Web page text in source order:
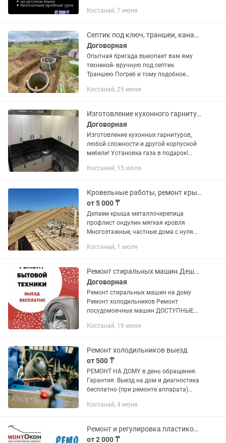
подготовиться к экзаменам. ✅
Костанай, 7 июня
Септик под ключ, траншеи, канализация
Договорная
Опытная бригада выкопает вам яму
техникой- вручную под септик
Траншею Погреб и тому подобное
Выезд бесплатный
Костанай, 25 июня
Изготовление кухонного гарнитура
Договорная
Изготовление кухонных гарнитуров,
любой сложности и другой корпусной
мебели! Установка газа в подарок!
Костанай, 15 июля
Кровельные работы, ремонт крыши любой сложности
от 5 000 ₸
Делаем крыша металлочерепица
профлист ондулин мягкая кровля
Многоэтажные, частные дома с нуля
Большой опыт работы качественно не
Костанай, 1 июля
Ремонт стиральных машин.Дешевле не бывает,Звоните убедитесь
Договорная
Ремонт стиральных машин на дому
Ремонт холодильников Ремонт
посудомоечных машин ДОСТУПНЫЕ
оригинальных запчастей Выезд в
Здравствуйте наш сервис...
Костанай, 19 июня
Ремонт холодильников выезд
от 500 ₸
РЕМОНТ НА ДОМУ в день обращения.
Гарантия. Выезд на дом и диагностика
бесплатно (при ремонте аппарата)
холодильники, приеду и решу проблему
Костанай, 4 июня
Ремонт и регулировка пластиковых окон и дверей, замена резинок
от 2 000 ₸